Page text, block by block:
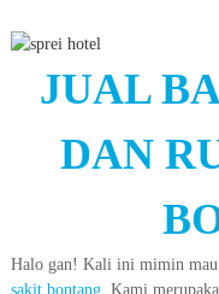
JUAL
DAN
Halo gan! Kali ini mimin mau
sakit bontang. Kami